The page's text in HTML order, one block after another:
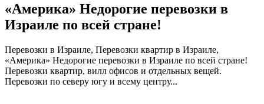
«Америка» Недорогие перевозки в
Израиле по всей стране!
Перевозки в Израиле, Перевозки квартир в Израиле,
«Америка» Недорогие перевозки в Израиле по всей стране!
Перевозки квартир, вилл офисов и отдельных вещей.
Перевозки по северу югу и всему центру...